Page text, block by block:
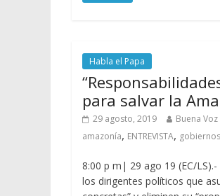
Habla el Papa
para salvar la
29 agosto, 2019 Buena Voz
amazonía, ENTREVISTA, gobiernos
8:00 p m| 29 ago 19 (EC/
los dirigentes políticos que